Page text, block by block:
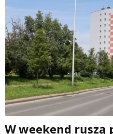
W weekend ruszą